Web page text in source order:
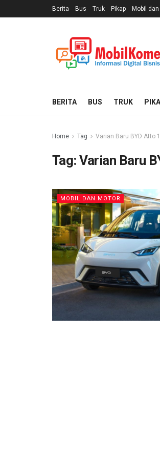
Berita Bus Truk Pikap Mobil
BERITA BUS TRUK
Home Tag Varian Baru BYD Atto 1
Tag:Varian Baru
MOBIL DAN MOTOR